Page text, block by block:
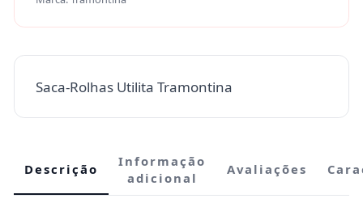
Saca-Rolhas Utilita Tramontina
Descrição
Informação
adicional
Avaliações